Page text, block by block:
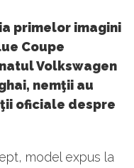
primelor imagini
Coupe
Volkswagen
nemţii au
oficiale despre
model expus la